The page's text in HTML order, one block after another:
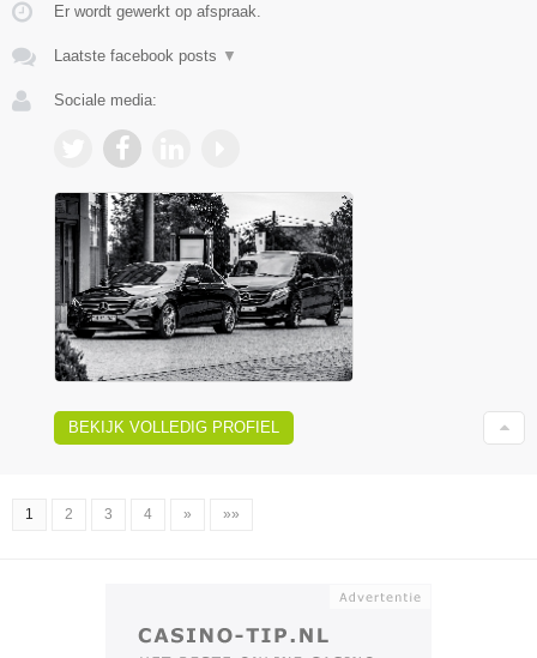
Er wordt gewerkt op afspraak.
Laatste facebook posts ▼
Sociale media:
BEKIJK VOLLEDIG PROFIEL
1 2 3 4 » »»